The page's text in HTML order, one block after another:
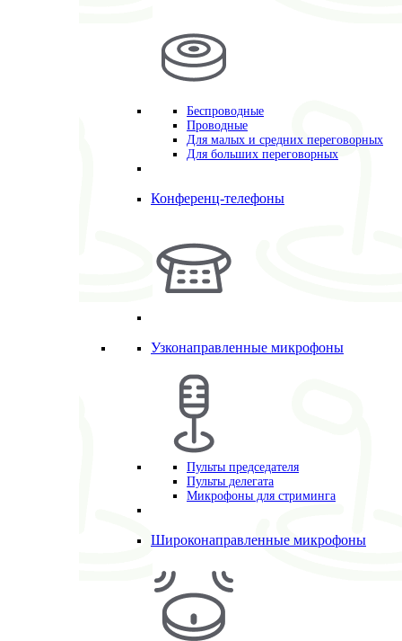
Беспроводные
Проводные
Для малых и средних переговорных
Для больших переговорных
Конференц-телефоны
Узконаправленные микрофоны
Пульты председателя
Пульты делегата
Микрофоны для стриминга
Широконаправленные микрофоны